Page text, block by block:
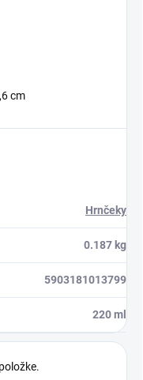
cm
Hrnčeky
0.187 kg
5903181013799
220 ml